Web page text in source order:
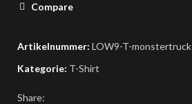
Compare
Artikelnummer: LOW9-T-monstertruck
Kategorie: T-Shirt
Share: